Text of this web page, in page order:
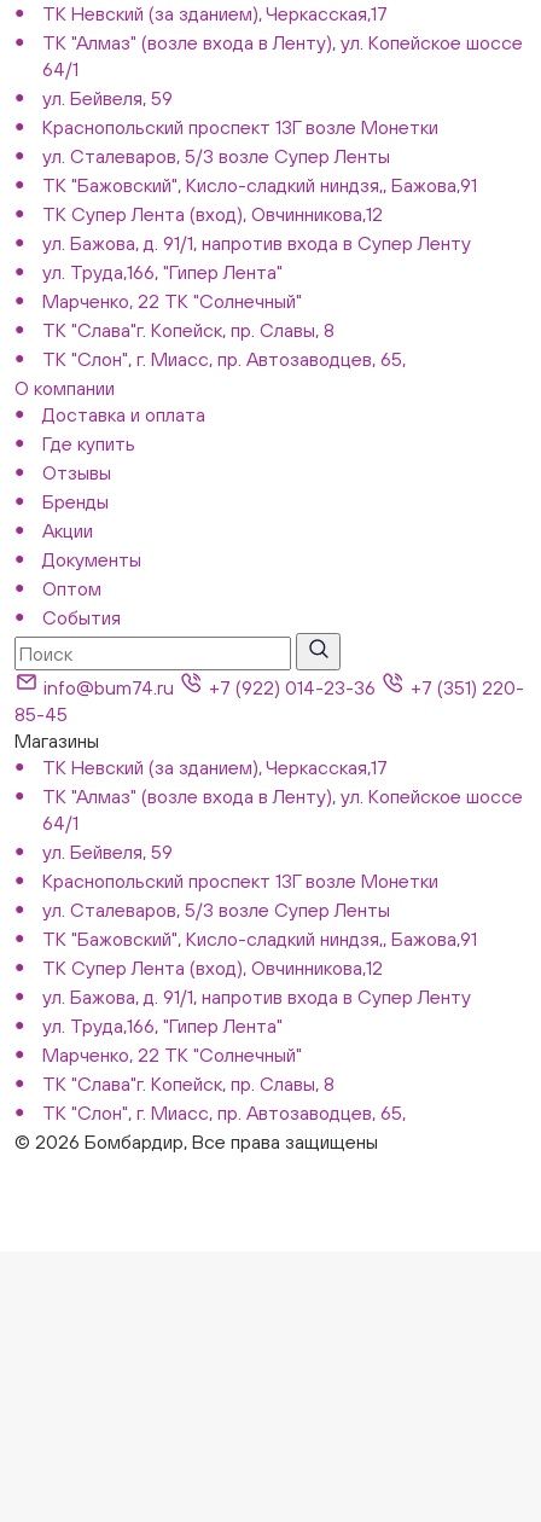
ТК Невский (за зданием), Черкасская,17
ТК "Алмаз" (возле входа в Ленту), ул. Копейское шоссе
64/1
ул. Бейвеля, 59
Краснопольский проспект 13Г возле Монетки
ул. Сталеваров, 5/3 возле Супер Ленты
ТК "Бажовский", Кисло-сладкий ниндзя,, Бажова,91
ТК Супер Лента (вход), Овчинникова,12
ул. Бажова, д. 91/1, напротив входа в Супер Ленту
ул. Труда,166, "Гипер Лента"
Марченко, 22 ТК "Солнечный"
ТК "Слава"г. Копейск, пр. Славы, 8
ТК "Слон", г. Миасс, пр. Автозаводцев, 65,
О компании
Доставка и оплата
Где купить
Отзывы
Бренды
Акции
Документы
Оптом
События
info@bum74.ru +7 (922) 014-23-36
+7 (351) 220-
85-45
Магазины
ТК Невский (за зданием), Черкасская,17
ТК "Алмаз" (возле входа в Ленту), ул. Копейское шоссе
64/1
ул. Бейвеля, 59
Краснопольский проспект 13Г возле Монетки
ул. Сталеваров, 5/3 возле Супер Ленты
ТК "Бажовский", Кисло-сладкий ниндзя,, Бажова,91
ТК Супер Лента (вход), Овчинникова,12
ул. Бажова, д. 91/1, напротив входа в Супер Ленту
ул. Труда,166, "Гипер Лента"
Марченко, 22 ТК "Солнечный"
ТК "Слава"г. Копейск, пр. Славы, 8
ТК "Слон", г. Миасс, пр. Автозаводцев, 65,
© 2026 Бомбардир, Все права защищены